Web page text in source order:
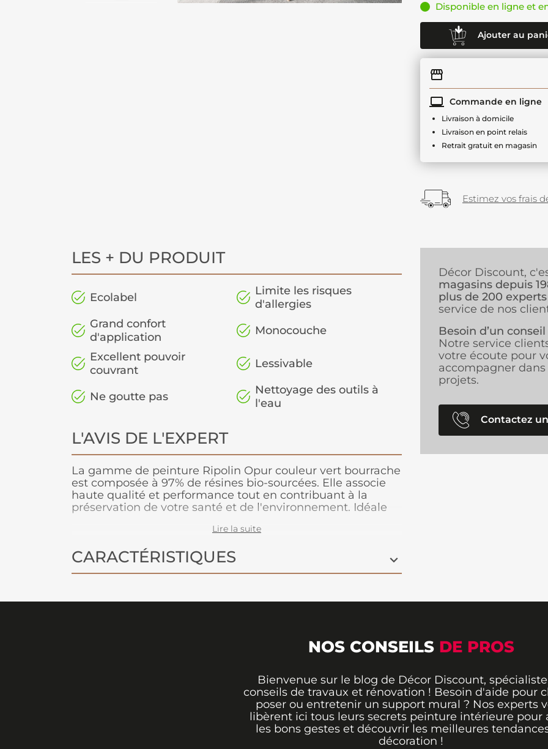
Disponible en ligne et
Ajouter au
Commande en ligne
Livraison à domicile
Livraison en point relais
Retrait gratuit en magasin
Estimez vos frais
LES + DU PRODUIT
Ecolabel
Limite les risques
d'allergies
Grand confort
d'application
Monocouche
Excellent pouvoir
couvrant
Lessivable
Ne goutte pas
Nettoyage des outils à
l'eau
L'AVIS DE L'EXPERT
La gamme de peinture Ripolin Opur couleur vert bourrache
est composée à 97% de résines bio-sourcées. Elle associe
haute qualité et performance tout en contribuant à la
préservation de votre santé et de l'environnement. Idéale
un lessivage après 3 semaines de pose.
Lire la suite
CARACTÉRISTIQUES
Décor Discount,
magasins depuis
plus de 200 experts
service de nos
Besoin d’un conseil
Notre service
votre écoute pour
accompagner dans
projets.
Contactez
NOS CONSEILS DE PROS
Bienvenue sur le blog de Décor Discount,
conseils de travaux et rénovation ! Besoin d'aide pour
poser ou entretenir un support mural ? Nos experts
libèrent ici tous leurs secrets peinture intérieure pour
les bons gestes et découvrir les meilleures
décoration !